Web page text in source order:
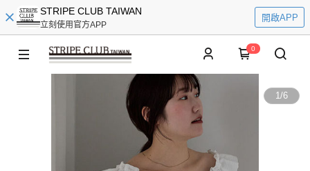
STRIPE CLUB TAIWAN
立刻使用官方APP
開啟APP
0
1/6